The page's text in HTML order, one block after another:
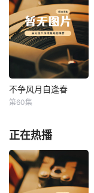
不争风月自逢春
不争风月自逢春
第60集
正在热播